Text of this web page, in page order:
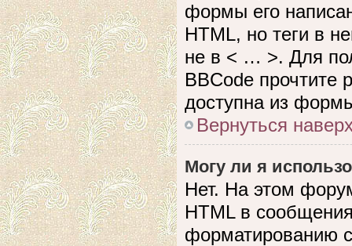
формы его
HTML, но теги в
не в < … >. Для
BBCode прочтите
доступна из
Вернуться
Могу ли я
Нет. На этом
HTML в
форматированию